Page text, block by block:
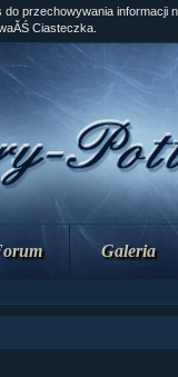
Galeria
przechowywania informacji
Ciasteczka.